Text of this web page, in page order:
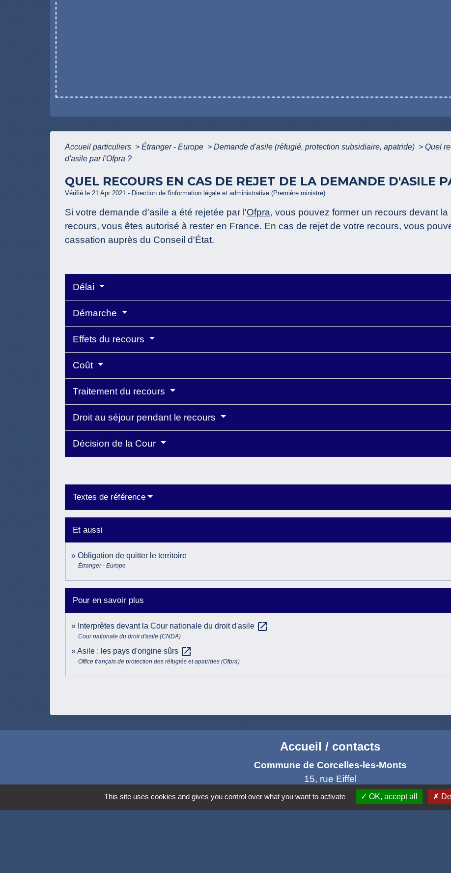
Accueil particuliers > Étranger - Europe > Demande d'asile (réfugié, protection subsidiaire, apatride) > Quel
d'asile par l'Ofpra ?
QUEL RECOURS EN CAS DE REJET DE LA DEMANDE D'ASILE
Vérifié le 21 Apr 2021 - Direction de l'information légale et administrative (Première ministre)
Si votre demande d'asile a été rejetée par l'Ofpra, vous pouvez former un recours devant la
recours, vous êtes autorisé à rester en France. En cas de rejet de votre recours, vous
cassation auprès du Conseil d'État.
Délai
Démarche
Effets du recours
Coût
Traitement du recours
Droit au séjour pendant le recours
Décision de la Cour
Textes de référence
Et aussi
Obligation de quitter le territoire
Étranger - Europe
Pour en savoir plus
Interprètes devant la Cour nationale du droit d'asile open_in_new
Cour nationale du droit d'asile (CNDA)
Asile : les pays d'origine sûrs open_in_new
Office français de protection des réfugiés et apatrides (Ofpra)
Accueil / contacts
Commune de Corcelles-les-Monts
15, rue Eiffel
21160 Corcelles-les-Monts - FRANCE
+33 3 80 42 93 40
This site uses cookies and gives you control over what you want to activate OK, accept all